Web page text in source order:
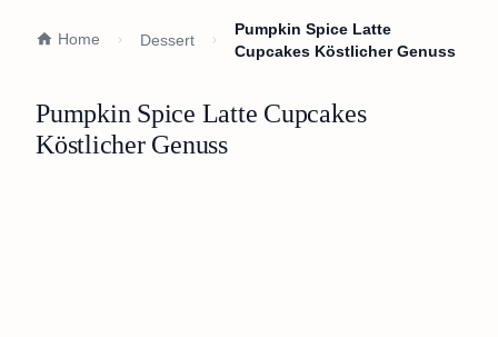
Home Dessert
Pumpkin Spice Latte
Cupcakes Köstlicher Genuss
Pumpkin Spice Latte Cupcakes
Köstlicher Genuss